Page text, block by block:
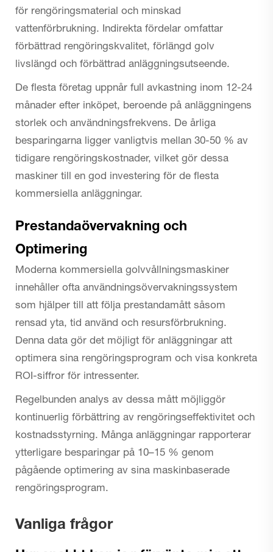
för rengöringsmaterial och minskad
vattenförbrukning. Indirekta fördelar omfattar
förbättrad rengöringskvalitet, förlängd golv
livslängd och förbättrad anläggningsutseende.
De flesta företag uppnår full avkastning inom 12-24
månader efter inköpet, beroende på anläggningens
storlek och användningsfrekvens. De årliga
besparingarna ligger vanligtvis mellan 30-50 % av
tidigare rengöringskostnader, vilket gör dessa
maskiner till en god investering för de flesta
kommersiella anläggningar.
Prestandaövervakning och
Optimering
Moderna kommersiella golvvållningsmaskiner
innehåller ofta användningsövervakningssystem
som hjälper till att följa prestandamått såsom
rensad yta, tid använd och resursförbrukning.
Denna data gör det möjligt för anläggningar att
optimera sina rengöringsprogram och visa konkreta
ROI-siffror för intressenter.
Regelbunden analys av dessa mått möjliggör
kontinuerlig förbättring av rengöringseffektivitet och
kostnadsstyrning. Många anläggningar rapporterar
ytterligare besparingar på 10–15 % genom
pågående optimering av sina maskinbaserade
rengöringsprogram.
Vanliga frågor